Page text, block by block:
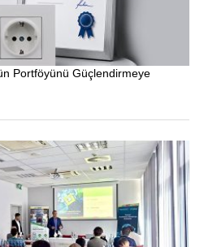
Portföyünü Güçlendirmeye